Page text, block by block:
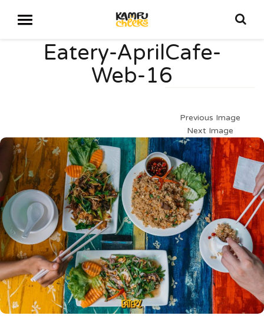
Eatery-AprilCafe-
Web-16
Previous Image
Next Image